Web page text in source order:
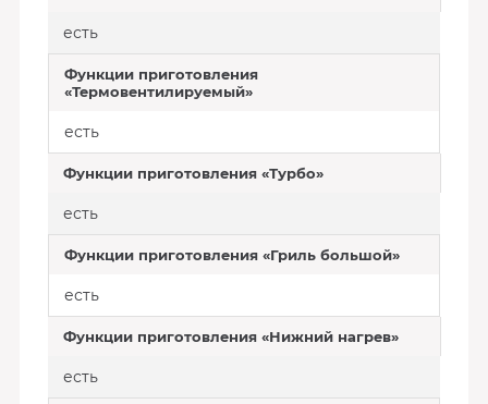
есть
Функции приготовления
«Термовентилируемый»
есть
Функции приготовления «Турбо»
есть
Функции приготовления «Гриль большой»
есть
Функции приготовления «Нижний нагрев»
есть